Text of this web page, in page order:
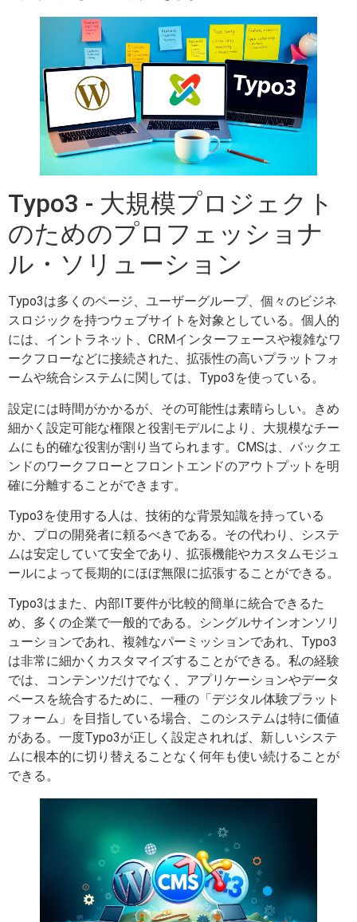
Typo3 - 大規模プロジェクト
のためのプロフェッショナ
ル・ソリューション
Typo3は多くのページ、ユーザーグループ、個々のビジネ
スロジックを持つウェブサイトを対象としている。個人的
には、イントラネット、CRMインターフェースや複雑なワ
ークフローなどに接続された、拡張性の高いプラットフォ
ームや統合システムに関しては、Typo3を使っている。
設定には時間がかかるが、その可能性は素晴らしい。きめ
細かく設定可能な権限と役割モデルにより、大規模なチー
ムにも的確な役割が割り当てられます。CMSは、バックエ
ンドのワークフローとフロントエンドのアウトプットを明
確に分離することができます。
Typo3を使用する人は、技術的な背景知識を持っている
か、プロの開発者に頼るべきである。その代わり、システ
ムは安定していて安全であり、拡張機能やカスタムモジュ
ールによって長期的にほぼ無限に拡張することができる。
Typo3はまた、内部IT要件が比較的簡単に統合できるた
め、多くの企業で一般的である。シングルサインオンソリ
ューションであれ、複雑なパーミッションであれ、Typo3
は非常に細かくカスタマイズすることができる。私の経験
では、コンテンツだけでなく、アプリケーションやデータ
ベースを統合するために、一種の「デジタル体験プラット
フォーム」を目指している場合、このシステムは特に価値
がある。一度Typo3が正しく設定されれば、新しいシステ
ムに根本的に切り替えることなく何年も使い続けることが
できる。